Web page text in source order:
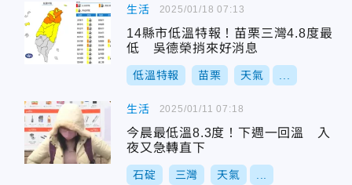
生活
14縣市低溫特報！苗栗三灣4.8度最
低 吳德榮捎來好消息
低溫特報 苗栗 天氣
2025/01/18 07:13
生活
今晨最低溫8.3度！下週一回溫 入
夜又急轉直下
石碇 三灣 天氣
2025/01/11 07:18